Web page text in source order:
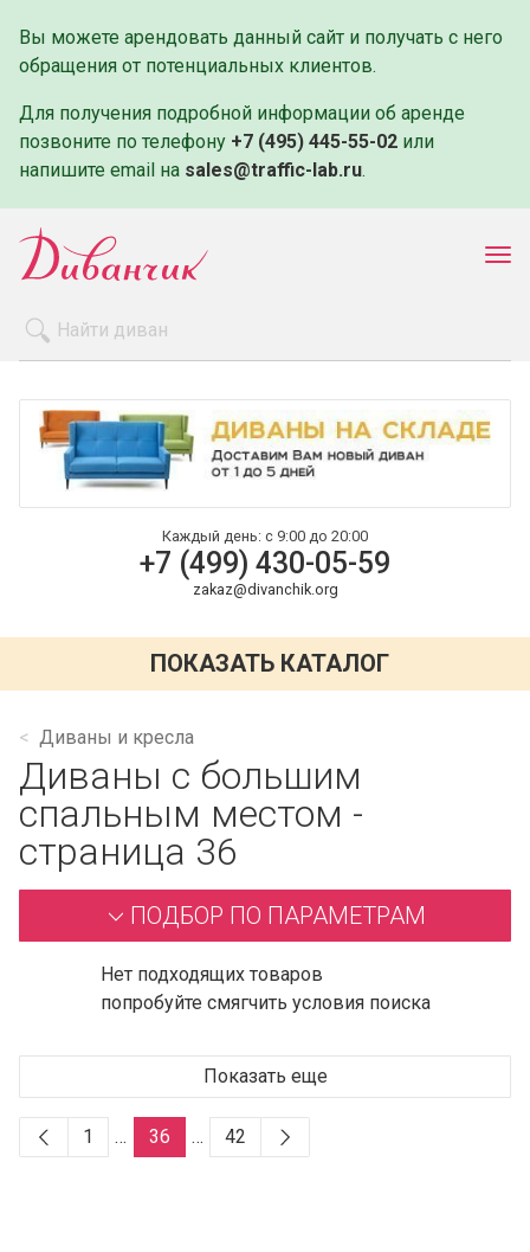
Вы можете арендовать данный сайт и получать с него
обращения от потенциальных клиентов.
Для получения подробной информации об аренде
позвоните по телефону +7 (495) 445-55-02 или
напишите email на sales@traffic-lab.ru.
Оплата и доставка
Контакты
Каждый день: с 9:00 до 20:00
+7 (499) 430-05-59
zakaz@divanchik.org
ПОКАЗАТЬ КАТАЛОГ
Диваны и кресла
Диваны с большим
спальным местом -
страница 36
ПОДБОР ПО ПАРАМЕТРАМ
Нет подходящих товаров
попробуйте смягчить условия поиска
Показать еще
1 … 36 … 42